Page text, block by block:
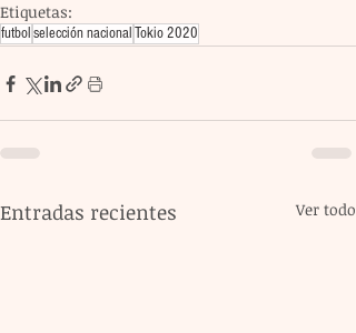
Etiquetas:
futbolselección nacionalTokio 2020
Entradas recientes Ver todo